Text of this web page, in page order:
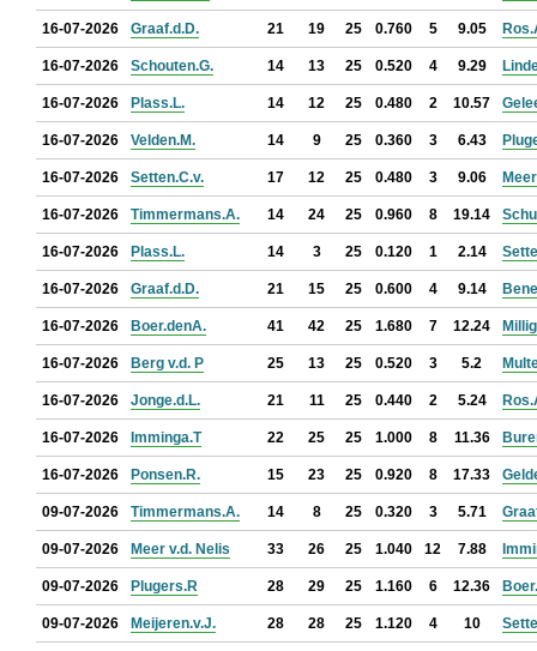
16-07-2026 Graaf.d.D. 21 19 25 0.760 5 9.05
16-07-2026 Schouten.G. 14 13 25 0.520 4 9.29
16-07-2026 Plass.L. 14 12 25 0.480 2 10.57
16-07-2026 Velden.M. 14 9 25 0.360 3 6.43
16-07-2026 Setten.C.v. 17 12 25 0.480 3 9.06
16-07-2026 Timmermans.A. 14 24 25 0.960 8 19.14
16-07-2026 Plass.L. 14 3 25 0.120 1 2.14
16-07-2026 Graaf.d.D. 21 15 25 0.600 4 9.14
16-07-2026 Boer.denA. 41 42 25 1.680 7 12.24
16-07-2026 Berg v.d. P 25 13 25 0.520 3 5.2
16-07-2026 Jonge.d.L. 21 11 25 0.440 2 5.24
16-07-2026 Imminga.T 22 25 25 1.000 8 11.36
16-07-2026 Ponsen.R. 15 23 25 0.920 8 17.33
09-07-2026 Timmermans.A. 14 8 25 0.320 3 5.71
09-07-2026 Meer v.d. Nelis 33 26 25 1.040 12 7.88
09-07-2026 Plugers.R 28 29 25 1.160 6 12.36
09-07-2026 Meijeren.v.J. 28 28 25 1.120 4 10